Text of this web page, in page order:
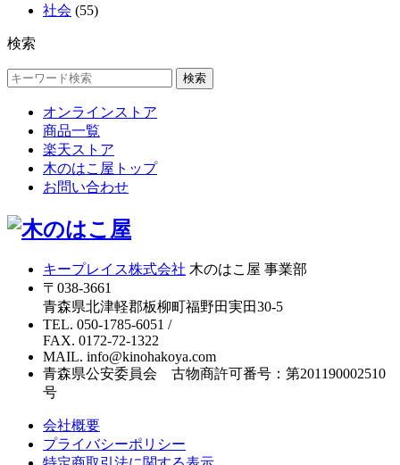
社会 (55)
検索
検索
オンラインストア
商品一覧
楽天ストア
木のはこ屋トップ
お問い合わせ
キープレイス株式会社 木のはこ屋 事業部
〒038-3661
青森県北津軽郡板柳町福野田実田30-5
TEL. 050-1785-6051 /
FAX. 0172-72-1322
MAIL. info@kinohakoya.com
青森県公安委員会 古物商許可番号：第201190002510
号
会社概要
プライバシーポリシー